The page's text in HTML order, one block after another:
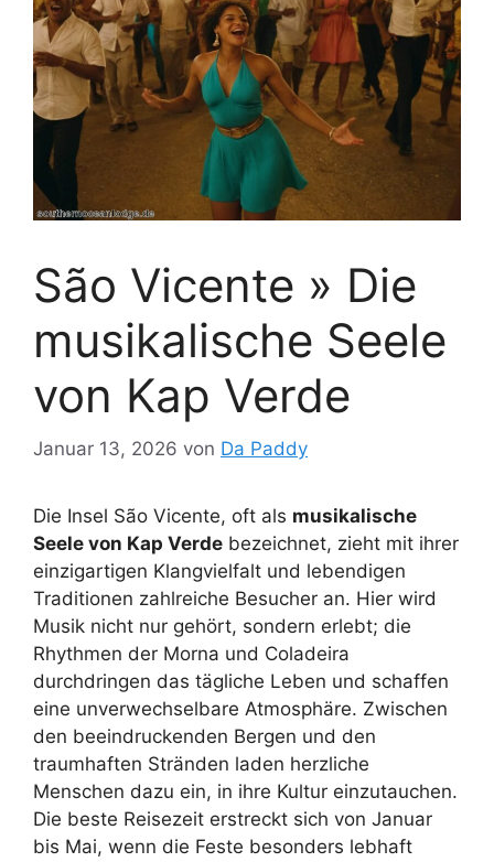
São Vicente » Die
musikalische Seele
von Kap Verde
Januar 13, 2026 von Da Paddy
Die Insel São Vicente, oft als musikalische
Seele von Kap Verde bezeichnet, zieht mit ihrer
einzigartigen Klangvielfalt und lebendigen
Traditionen zahlreiche Besucher an. Hier wird
Musik nicht nur gehört, sondern erlebt; die
Rhythmen der Morna und Coladeira
durchdringen das tägliche Leben und schaffen
eine unverwechselbare Atmosphäre. Zwischen
den beeindruckenden Bergen und den
traumhaften Stränden laden herzliche
Menschen dazu ein, in ihre Kultur einzutauchen.
Die beste Reisezeit erstreckt sich von Januar
bis Mai, wenn die Feste besonders lebhaft